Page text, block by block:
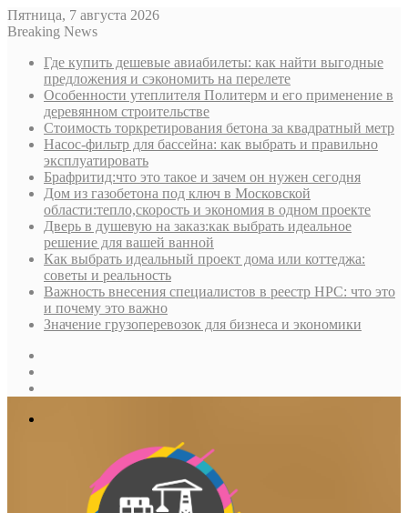
Пятница, 7 августа 2026
Breaking News
Где купить дешевые авиабилеты: как найти выгодные
предложения и сэкономить на перелете
Особенности утеплителя Политерм и его применение в
деревянном строительстве
Стоимость торкретирования бетона за квадратный метр
Насос-фильтр для бассейна: как выбрать и правильно
эксплуатировать
Брафритид:что это такое и зачем он нужен сегодня
Дом из газобетона под ключ в Московской
области:тепло,скорость и экономия в одном проекте
Дверь в душевую на заказ:как выбрать идеальное
решение для вашей ванной
Как выбрать идеальный проект дома или коттеджа:
советы и реальность
Важность внесения специалистов в реестр НРС: что это
и почему это важно
Значение грузоперевозок для бизнеса и экономики